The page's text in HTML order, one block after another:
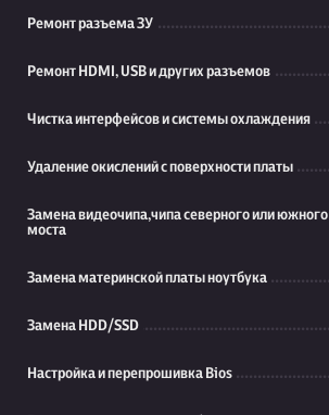
Ремонт разъема ЗУ
Ремонт HDMI, USB и других разъемов
Чистка интерфейсов и системы охлаждения
Удаление окислений с поверхности платы
Замена видеочипа,чипа северного или южного
моста
Замена материнской платы ноутбука
Замена HDD/SSD
Настройка и перепрошивка Bios